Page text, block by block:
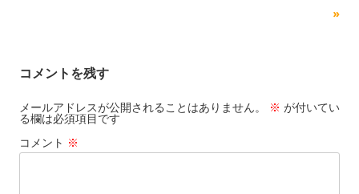
シ
ョ
ン
»
コメントを残す
メールアドレスが公開されることはありません。 ※ が付いてい
る欄は必須項目です
コメント ※